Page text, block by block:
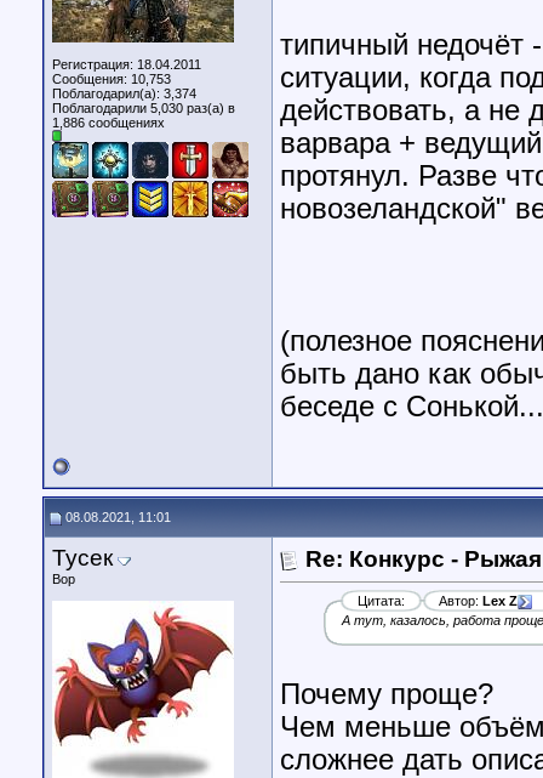
Регистрация: 18.04.2011
Сообщения: 10,753
Поблагодарил(а): 3,374
Поблагодарили 5,030 раз(а) в
1,886 сообщениях
типичный недочёт
ситуации, когда
действовать, а не
варвара +
протянул. Разве
новозеландской"
(полезное
быть дано как
беседе с
08.08.2021, 11:01
Тусек
Вор
Re: Конкурс -
Цитата: Автор: Lex Z
А тут, казалось, работа
Почему проще?
Чем меньше
сложнее дать